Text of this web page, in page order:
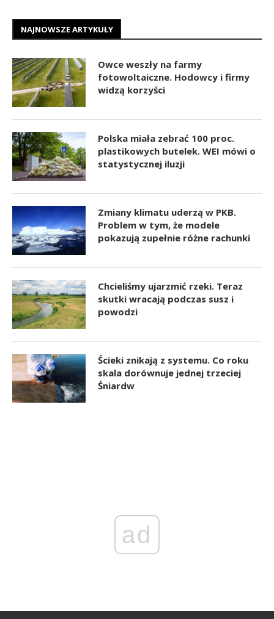
NAJNOWSZE ARTYKUŁY
Owce weszły na farmy
fotowoltaiczne. Hodowcy i firmy
widzą korzyści
Polska miała zebrać 100 proc.
plastikowych butelek. WEI mówi o
statystycznej iluzji
Zmiany klimatu uderzą w PKB.
Problem w tym, że modele
pokazują zupełnie różne rachunki
Chcieliśmy ujarzmić rzeki. Teraz
skutki wracają podczas susz i
powodzi
Ścieki znikają z systemu. Co roku
skala dorównuje jednej trzeciej
Śniardw
ad